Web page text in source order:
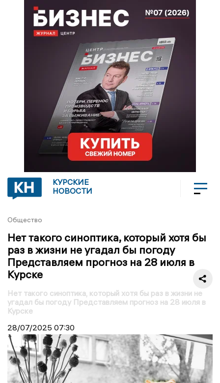
КУРСКИЕ
НОВОСТИ
Общество
Нет такого синоптика, который хотя бы
раз в жизни не угадал бы погоду
Представляем прогноз на 28 июля в
Курске
Нет такого синоптика, который хотя бы раз в жизни не
угадал бы погоду Представляем прогноз на 28 июля в
Курске
28/07/2025 07:30